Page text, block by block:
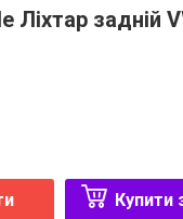
Ліхтар задній
Купити